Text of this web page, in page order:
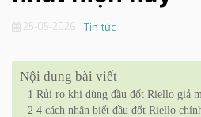
i
t
i
o
25-05-2026 Tin tức
Nội dung bài viết
1 Rủi ro khi dùng đầu đốt Riello giả
2 4 cách nhận biết đầu đốt Riello